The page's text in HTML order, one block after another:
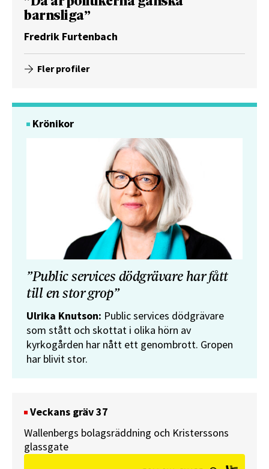
barnsliga”
Fredrik Furtenbach
Fler profiler
Krönikor
”Public services dödgrävare har fått
till en stor grop”
Ulrika Knutson: Public services dödgrävare
som stått och skottat i olika hörn av
kyrkogården har nått ett genombrott. Gropen
har blivit stor.
Veckans gräv 37
Wallenbergs bolagsräddning och Kristerssons
glassgate